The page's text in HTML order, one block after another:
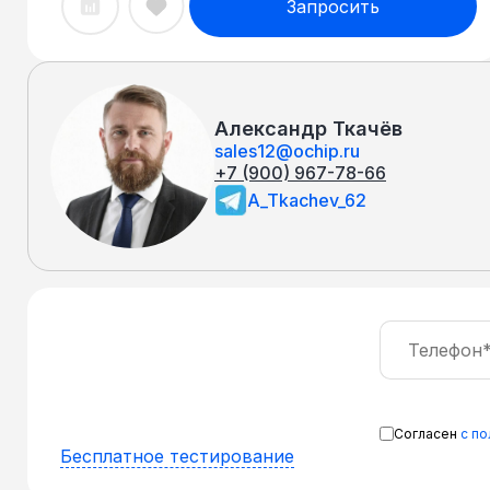
Запросить
Александр Ткачёв
sales12@ochip.ru
+7 (900) 967-78-66
A_Tkachev_62
Согласен с
Бесплатное тестирование